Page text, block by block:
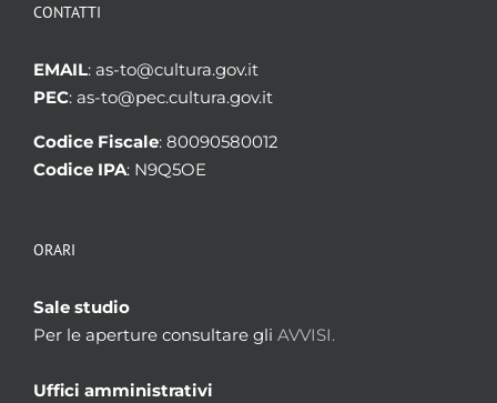
CONTATTI
EMAIL: as-to@cultura.gov.it
PEC: as-to@pec.cultura.gov.it
Codice Fiscale: 80090580012
Codice IPA: N9Q5OE
ORARI
Sale studio
Per le aperture consultare gli AVVISI.
Uffici amministrativi